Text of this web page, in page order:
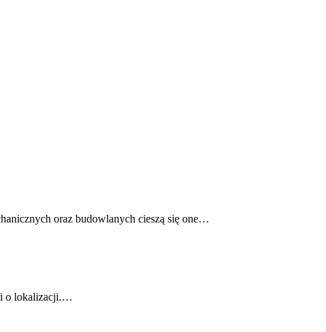
oraz budowlanych cieszą się one…
o lokalizacji.…